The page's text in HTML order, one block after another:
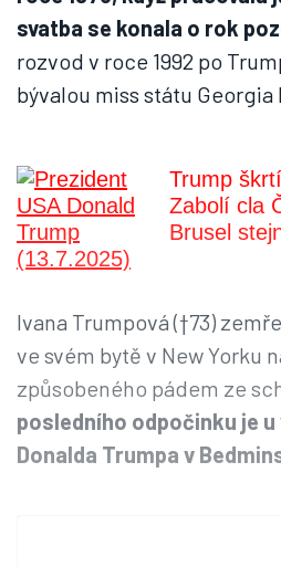
svatba se konala o rok
rozvod v roce 1992 po
bývalou miss státu Georgia
Trump
Zabolí cla
Brusel
Ivana Trumpová (†73)
ve svém bytě v New Yorku
způsobeného pádem ze
posledního odpočinku je
Donalda Trumpa v